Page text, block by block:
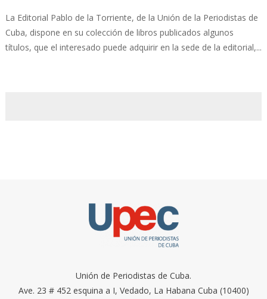
La Editorial Pablo de la Torriente, de la Unión de la Periodistas de
Cuba, dispone en su colección de libros publicados algunos
títulos, que el interesado puede adquirir en la sede de la editorial,...
Unión de Periodistas de Cuba.
Ave. 23 # 452 esquina a I, Vedado, La Habana Cuba (10400)